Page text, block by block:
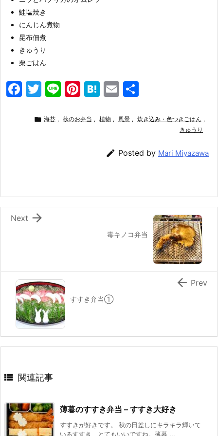
鮭塩焼き
にんじん煮物
昆布佃煮
きゅうり
栗ごはん
F
k
T
itt
Li
e
Pi
er
H
e
a
E
ai
 海苔 , 秋のお弁当 , 植物 , 風景 , 炊き込み・色つきごはん ,
きゅうり
 Posted by Mari Miyazawa
毒キノコ弁当

Next
すすき弁当①
 Prev
 関連記事
薄暮のすすき弁当 – すすき大好き
すすきが好きです。 秋の日差しにキラキラ輝いて
いるすすき、とてもいいですね。薄暮 ...